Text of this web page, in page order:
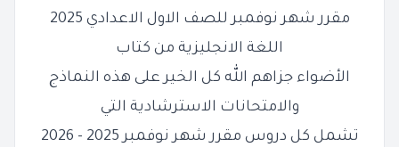
مقرر شهر نوفمبر للصف الاول الاعدادي 2025
اللغة الانجليزية من كتاب
الأضواء جزاهم الله كل الخير على هذه النماذج
والامتحانات الاسترشادية التي
تشمل كل دروس مقرر شهر نوفمبر 2025 - 2026